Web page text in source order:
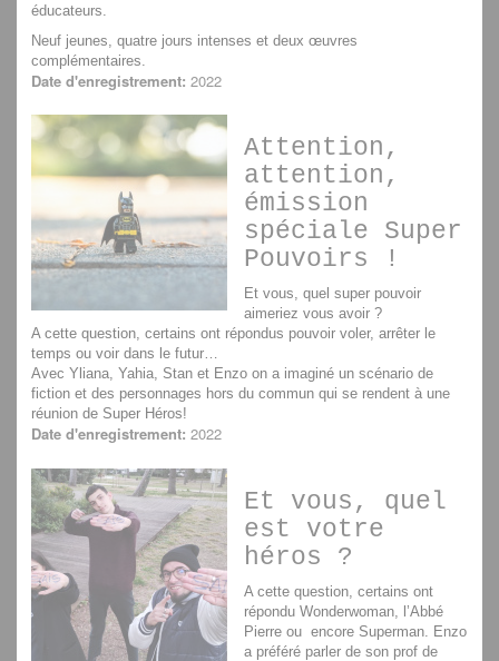
éducateurs.
Neuf jeunes, quatre jours intenses et deux œuvres
complémentaires.
Date d'enregistrement: 2022
Attention,
attention,
émission
spéciale Super
Pouvoirs !
Et vous, quel super pouvoir
aimeriez vous avoir ?
A cette question, certains ont répondus pouvoir voler, arrêter le
temps ou voir dans le futur…
Avec Yliana, Yahia, Stan et Enzo on a imaginé un scénario de
fiction et des personnages hors du commun qui se rendent à une
réunion de Super Héros!
Date d'enregistrement: 2022
Et vous, quel
est votre
héros ?
A cette question, certains ont
répondu Wonderwoman, l’Abbé
Pierre ou encore Superman. Enzo
a préféré parler de son prof de